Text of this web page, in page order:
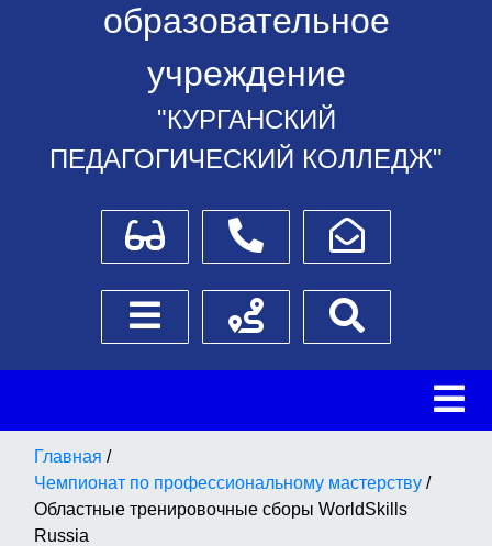
образовательное
учреждение
"КУРГАНСКИЙ
ПЕДАГОГИЧЕСКИЙ КОЛЛЕДЖ"
Для слабовидящихТелефоныНаписать обращение
Боковое менюСхема проезда
Главная /
Чемпионат по профессиональному мастерству /
Областные тренировочные сборы WorldSkills
Russia